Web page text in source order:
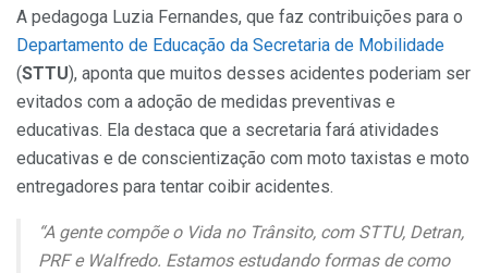
A pedagoga Luzia Fernandes, que faz contribuições para o
Departamento de Educação da Secretaria de Mobilidade
(STTU), aponta que muitos desses acidentes poderiam ser
evitados com a adoção de medidas preventivas e
educativas. Ela destaca que a secretaria fará atividades
educativas e de conscientização com moto taxistas e moto
entregadores para tentar coibir acidentes.
“A gente compõe o Vida no Trânsito, com STTU, Detran,
PRF e Walfredo. Estamos estudando formas de como